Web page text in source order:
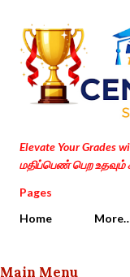
Elevate Your Grades
மதிப்பெண் பெற
Pages
Home
Main Menu